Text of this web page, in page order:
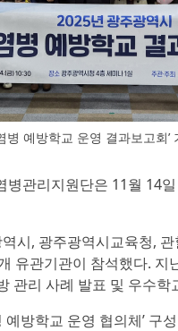
병 예방학교 운영 결과보고회’
병관리지원단은 11월 14
시, 광주광역시교육청,
유관기관이 참석했다.
관리 사례 발표 및 우수
방학교 운영 협의체’ 구